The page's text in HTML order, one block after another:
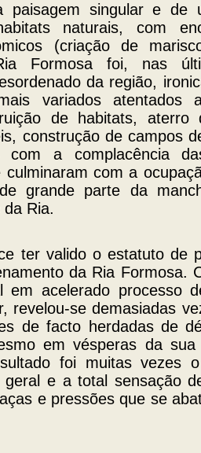
paisagem singular e de
naturais, com
(criação de
Formosa foi, nas
da região,
variados atentados
de habitats, aterro
construção de campos
com a complacência
culminaram com a
grande parte da
Ria.
ter valido o estatuto de
da Ria Formosa.
em acelerado processo
revelou-se demasiadas
de facto herdadas de
em vésperas da sua
foi muitas vezes
geral e a total sensação
e pressões que se